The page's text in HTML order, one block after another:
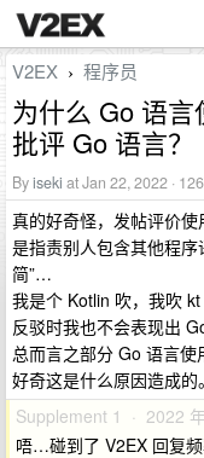
V2EX › 程序员
为什么 Go 语
批评 Go 语言？
Byiseki at Jan 22, 2022 ·
真的好奇怪，发帖评价
是指责别人包含其他程
简”…
我是个 Kotlin 吹，我吹
反驳时我也不会表现出
总而言之部分 Go 语言
好奇这是什么原因造成的。
Supplement 1 · 2022
唔…碰到了 V2EX 回复